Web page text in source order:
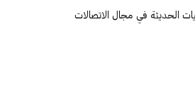
الحديثة في مجال الاتصالات